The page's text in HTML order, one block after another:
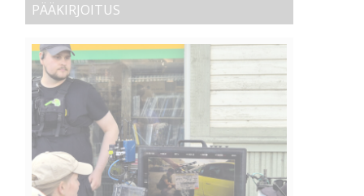
PÄÄKIRJOITUS